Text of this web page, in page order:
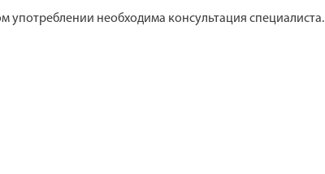
употреблении необходима консультация специалиста.